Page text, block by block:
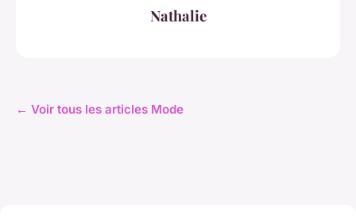
Nathalie
← Voir tous les articles Mode